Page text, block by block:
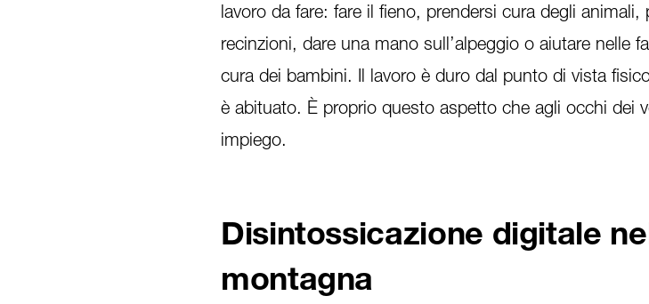
lavoro da fare: fare il fieno, prendersi cura degli animali,
recinzioni, dare una mano sull’alpeggio o aiutare nelle
cura dei bambini. Il lavoro è duro dal punto di vista
è abituato. È proprio questo aspetto che agli occhi dei
impiego.
Disintossicazione digitale
montagna